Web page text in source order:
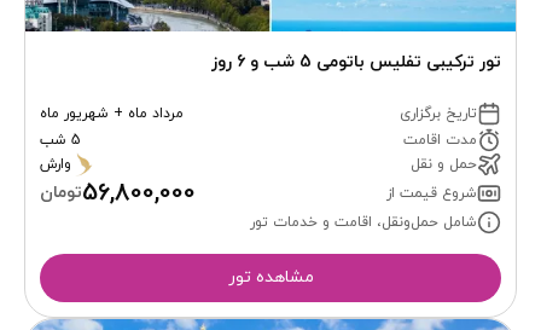
تور ترکیبی تفلیس باتومی 5 شب و 6 روز
تاریخ برگزاری
مرداد ماه + شهریور ماه
مدت اقامت
5 شب
حمل و نقل
وارش
شروع قیمت از
56,800,000تومان
شامل حمل‌ونقل، اقامت و خدمات تور
مشاهده تور